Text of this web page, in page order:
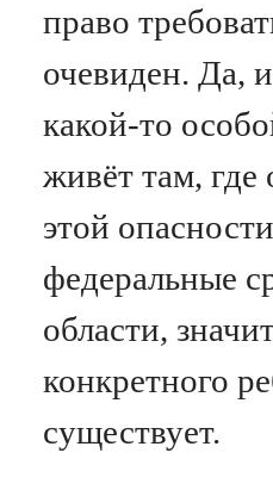
право
очевиден. Да,
какой‑то
живёт там, где
этой
федеральные
области,
конкретного
существует.